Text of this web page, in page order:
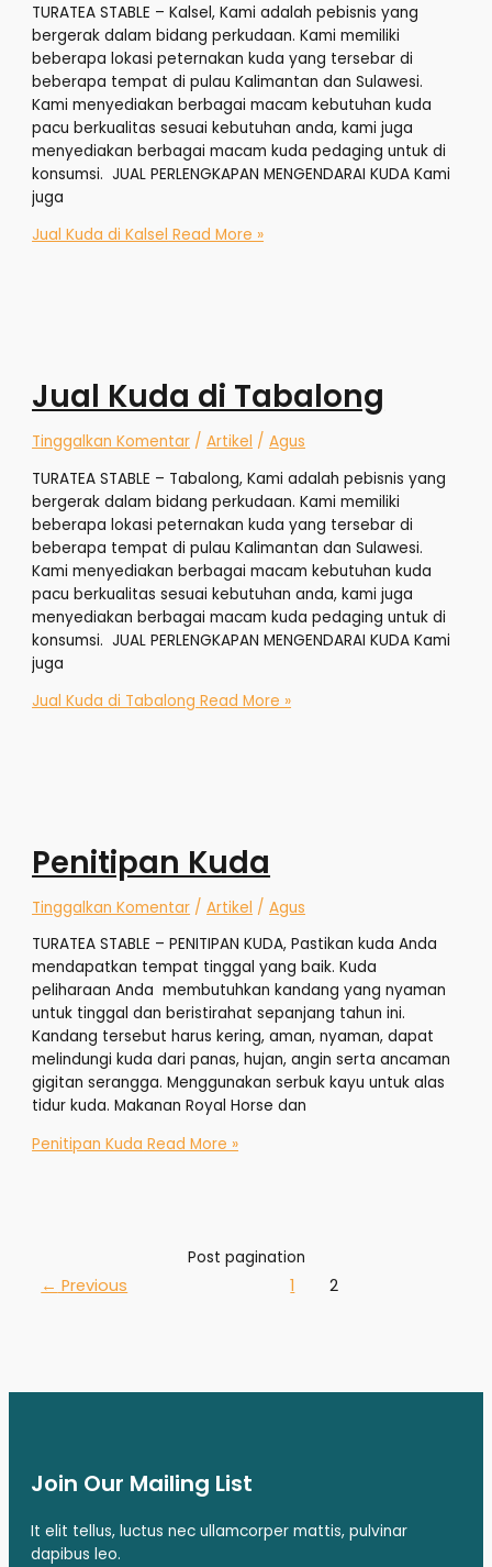
TURATEA STABLE – Kalsel, Kami adalah pebisnis yang
bergerak dalam bidang perkudaan. Kami memiliki
beberapa lokasi peternakan kuda yang tersebar di
beberapa tempat di pulau Kalimantan dan Sulawesi.
Kami menyediakan berbagai macam kebutuhan kuda
pacu berkualitas sesuai kebutuhan anda, kami juga
menyediakan berbagai macam kuda pedaging untuk di
konsumsi. JUAL PERLENGKAPAN MENGENDARAI KUDA Kami
juga
Jual Kuda di Kalsel Read More »
Jual Kuda di Tabalong
Tinggalkan Komentar /Artikel /Agus
TURATEA STABLE – Tabalong, Kami adalah pebisnis yang
bergerak dalam bidang perkudaan. Kami memiliki
beberapa lokasi peternakan kuda yang tersebar di
beberapa tempat di pulau Kalimantan dan Sulawesi.
Kami menyediakan berbagai macam kebutuhan kuda
pacu berkualitas sesuai kebutuhan anda, kami juga
menyediakan berbagai macam kuda pedaging untuk di
konsumsi. JUAL PERLENGKAPAN MENGENDARAI KUDA Kami
juga
Jual Kuda di Tabalong Read More »
Penitipan Kuda
Tinggalkan Komentar /Artikel /Agus
TURATEA STABLE – PENITIPAN KUDA, Pastikan kuda Anda
mendapatkan tempat tinggal yang baik. Kuda
peliharaan Anda membutuhkan kandang yang nyaman
untuk tinggal dan beristirahat sepanjang tahun ini.
Kandang tersebut harus kering, aman, nyaman, dapat
melindungi kuda dari panas, hujan, angin serta ancaman
gigitan serangga. Menggunakan serbuk kayu untuk alas
tidur kuda. Makanan Royal Horse dan
Penitipan Kuda Read More »
Post pagination
← Previous 1 2
Join Our Mailing List
It elit tellus, luctus nec ullamcorper mattis, pulvinar
dapibus leo.